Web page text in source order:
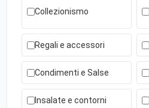
Collezionismo
Regali e accessori
Condimenti e Salse
Insalate e contorni